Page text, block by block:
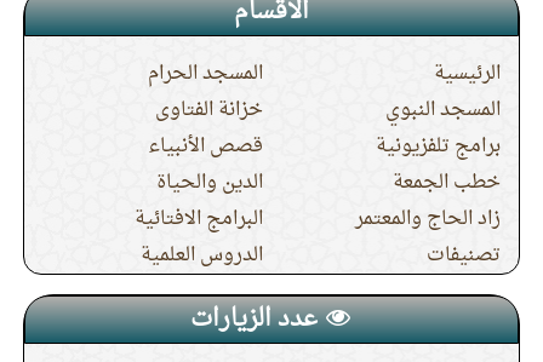
الاقسام
الرئيسية
المسجد الحرام
المسجد النبوي
خزانة الفتاوى
برامج تلفزيونية
قصص الأنبياء
خطب الجمعة
الدين والحياة
زاد الحاج والمعتمر
البرامج الافتائية
تصنيفات
الدروس العلمية
عدد الزيارات